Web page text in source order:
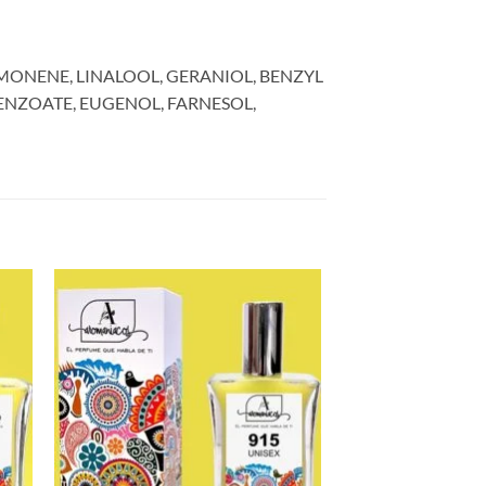
LINALOOL, GERANIOL, BENZYL
EUGENOL, FARNESOL,